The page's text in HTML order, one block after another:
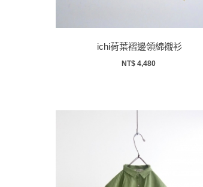
ichi荷葉褶邊領綿襯衫
NT$ 4,480